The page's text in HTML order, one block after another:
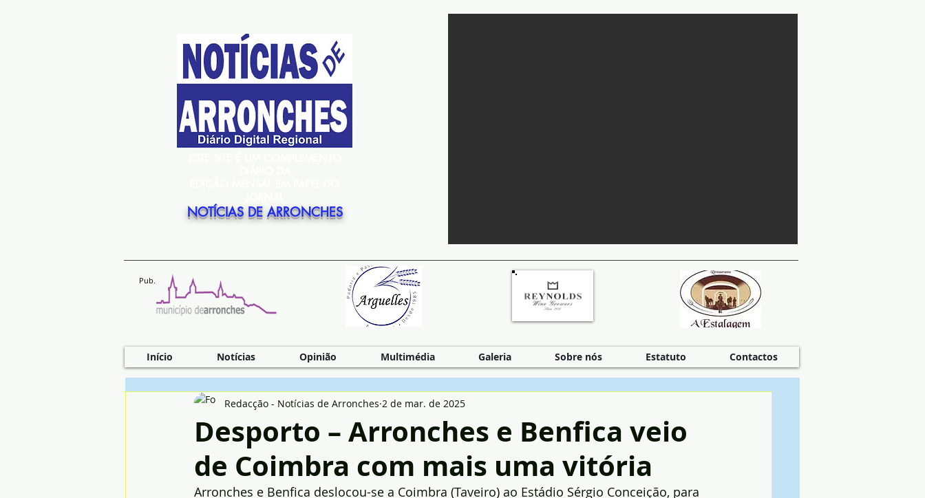
NOTÍCIAS DE ARRONCHES
Pub.
Início Notícias Opinião Multimédia Galeria Sobre nós Estatuto Contactos
Desporto – Arronches e Benfica veio
de Coimbra com mais uma vitória
Redacção - Notícias de Arronches 2 de mar. de 2025
Arronches e Benfica deslocou-se a Coimbra (Taveiro) ao Estádio Sérgio Conceição, para